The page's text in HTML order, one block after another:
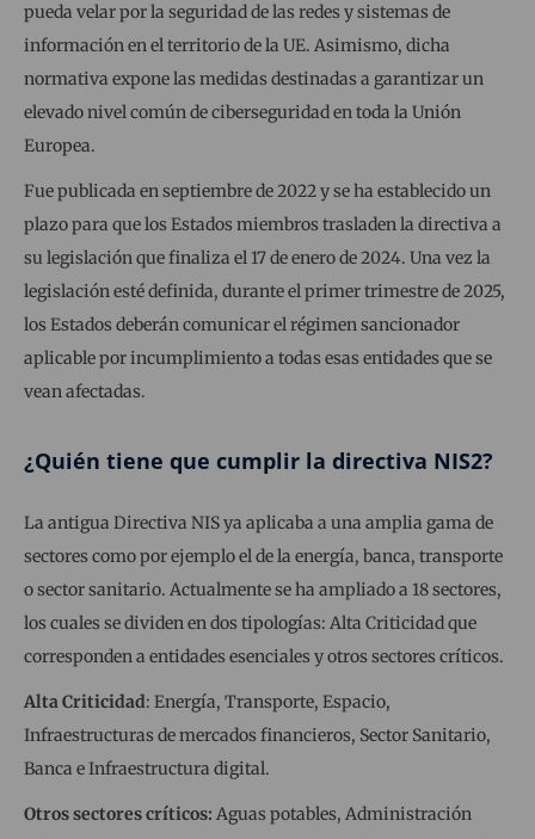
pueda velar por la seguridad de las redes y sistemas de
información en el territorio de la UE. Asimismo, dicha
normativa expone las medidas destinadas a garantizar un
elevado nivel común de ciberseguridad en toda la Unión
Europea.
Fue publicada en septiembre de 2022 y se ha establecido un
plazo para que los Estados miembros trasladen la directiva a
su legislación que finaliza el 17 de enero de 2024. Una vez la
legislación esté definida, durante el primer trimestre de 2025,
los Estados deberán comunicar el régimen sancionador
aplicable por incumplimiento a todas esas entidades que se
vean afectadas.
¿Quién tiene que cumplir la directiva NIS2?
La antigua Directiva NIS ya aplicaba a una amplia gama de
sectores como por ejemplo el de la energía, banca, transporte
o sector sanitario. Actualmente se ha ampliado a 18 sectores,
los cuales se dividen en dos tipologías: Alta Criticidad que
corresponden a entidades esenciales y otros sectores críticos.
Alta Criticidad: Energía, Transporte, Espacio,
Infraestructuras de mercados financieros, Sector Sanitario,
Banca e Infraestructura digital.
Otros sectores críticos: Aguas potables, Administración